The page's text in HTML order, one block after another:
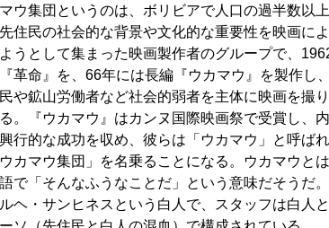
ウ集団というのは、ボリビアで人口の過半数以
住民の社会的な背景や文化的な重要性を映画に
うとして集まった映画製作者のグループで、
革命』を、66年には長編『ウカマウ』を製作し
や鉱山労働者など社会的弱者を主体に映画を撮
。『ウカマウ』はカンヌ国際映画祭で受賞し、
行的な成功を収め、彼らは「ウカマウ」と呼ばれ
カマウ集団」を名乗ることになる。ウカマウと
で「そんなふうなことだ」という意味だそうだ
ヘ・サンヒネスという白人で、スタッフは白人